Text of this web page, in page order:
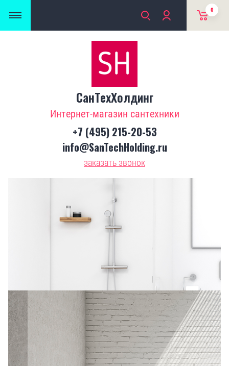
0
СанТехХолдинг
Интернет-магазин сантехники
+7 (495) 215-20-53
info@SanTechHolding.ru
заказать звонок